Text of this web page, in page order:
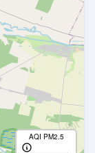
AQI PM2.5